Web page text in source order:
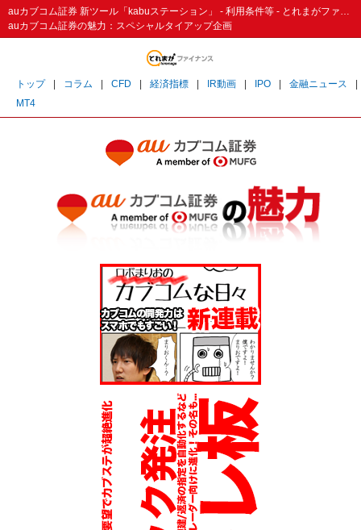
auカブコム証券 新ツール「kabuステーション」 - 利用条件等 - とれまがファイナンス
auカブコム証券の魅力：スペシャルタイアップ企画
トップ コラム CFD 経済指標 IR動画 IPO 金融ニュース
MT4